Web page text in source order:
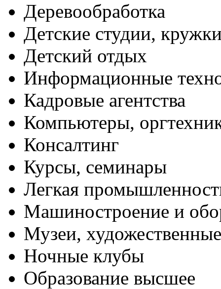
Деревообработка
Детские студии,
Детский отдых
Информационные
Кадровые агентства
Компьютеры,
Консалтинг
Курсы, семинары
Легкая
Машиностроение и
Музеи,
Ночные клубы
Образование высшее